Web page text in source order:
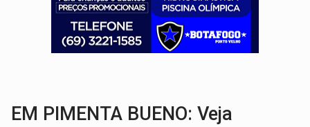
INFRAESTRUTURA:Após quase 30 anos de espera, asfalto chega ao
A ILHA:Coreografia de Rondônia estreia na programação do Festival de
EM PIMENTA BUENO: Veja